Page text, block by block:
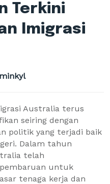
Terkini
Imigrasi
Australia terus
seiring dengan
politik yang terjadi baik
Dalam tahun
telah
untuk
tenaga kerja dan